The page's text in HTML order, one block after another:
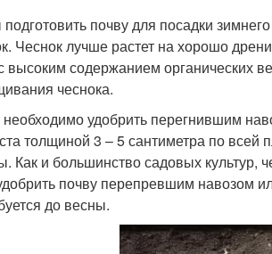
почву для посадки
Чеснок лучше растет на хорошо
высоким содержанием органических
чеснока.
удобрить перегнившим
толщиной 3 – 5 сантиметра по
Как и большинство садовых культур,
почву перепревшим навозом
до весны.